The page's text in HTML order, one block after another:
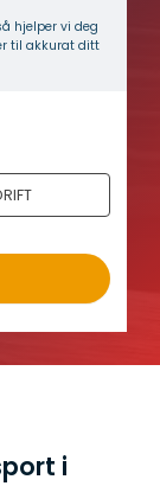
hjelper vi deg
til akkurat ditt
i